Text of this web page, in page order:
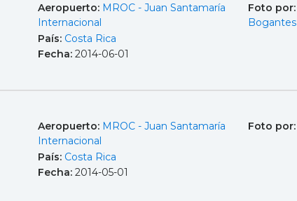
Aeropuerto: MROC - Juan Santamaría
Internacional
País: Costa Rica
Fecha: 2014-06-01
Foto por:
Bogantes
Aeropuerto: MROC - Juan Santamaría
Internacional
País: Costa Rica
Fecha: 2014-05-01
Foto por: